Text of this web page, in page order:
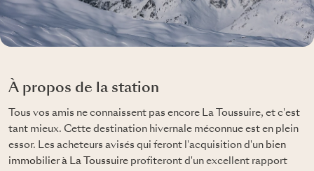
À propos de la station
Tous vos amis ne connaissent pas encore La Toussuire, et c'est
tant mieux. Cette destination hivernale méconnue est en plein
essor. Les acheteurs avisés qui feront l'acquisition d'un bien
immobilier à La Toussuire profiteront d'un excellent rapport